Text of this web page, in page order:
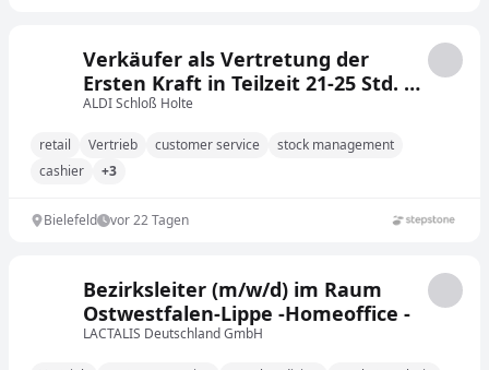
Verkäufer als Vertretung der
Ersten Kraft in Teilzeit 21-25 Std. /
Woche (m/w/d)
ALDI Schloß Holte
retail Vertrieb customer service
stock management
cashier
+3
Bielefeld vor 22 Tagen
Bezirksleiter (m/w/d) im Raum
Ostwestfalen-Lippe -Homeoffice -
LACTALIS Deutschland GmbH